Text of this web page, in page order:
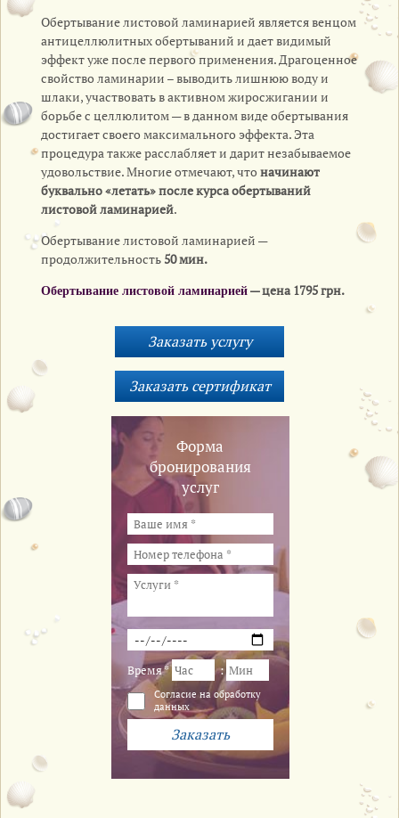
Форма
бронирования
услуг
Время * :
Cогласие на обработку
данных
Обертывание листовой ламинарией является венцом
антицеллюлитных обертываний и дает видимый
эффект уже после первого применения. Драгоценное
свойство ламинарии – выводить лишнюю воду и
шлаки, участвовать в активном жиросжигании и
борьбе с целлюлитом — в данном виде обертывания
достигает своего максимального эффекта. Эта
процедура также расслабляет и дарит незабываемое
удовольствие. Многие отмечают, что начинают
буквально «летать» после курса обертываний
листовой ламинарией.
Обертывание листовой ламинарией —
продолжительность 50 мин.
Обертывание листовой ламинарией— цена 1795 грн.